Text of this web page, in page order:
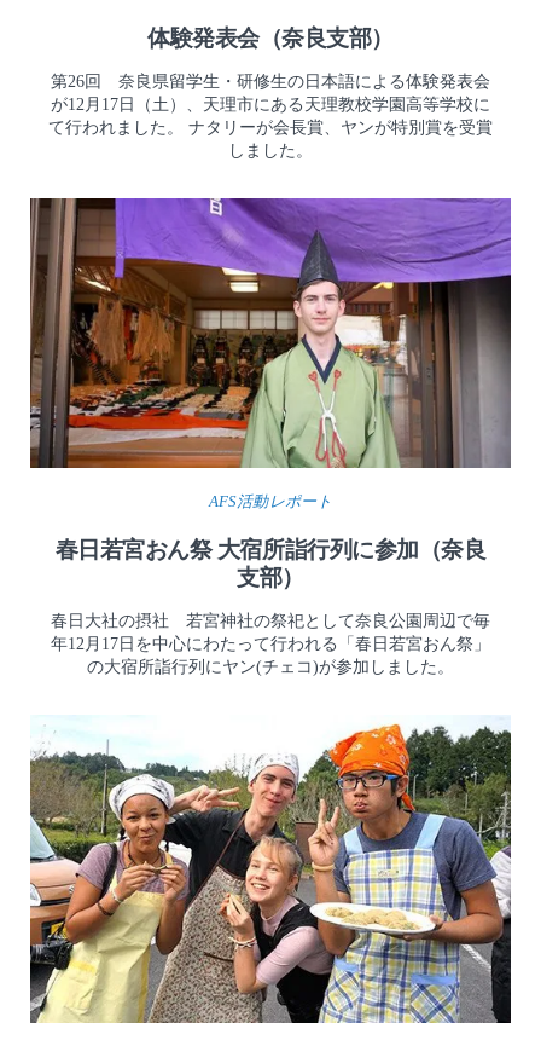
体験発表会（奈良支部）
第26回 奈良県留学生・研修生の日本語による体験発表会
が12月17日（土）、天理市にある天理教校学園高等学校に
て行われました。 ナタリーが会長賞、ヤンが特別賞を受賞
しました。
AFS活動レポート
春日若宮おん祭 大宿所詣行列に参加（奈良
支部）
春日大社の摂社 若宮神社の祭祀として奈良公園周辺で毎
年12月17日を中心にわたって行われる「春日若宮おん祭」
の大宿所詣行列にヤン(チェコ)が参加しました。